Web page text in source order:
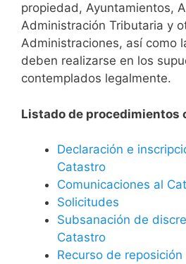
propiedad, Ayuntamientos,
Administración Tributaria y
Administraciones, así como
deben realizarse en los
contemplados legalmente.
Listado de procedimientos
Declaración e
Catastro
Comunicaciones al
Solicitudes
Subsanación de
Catastro
Recurso de reposición